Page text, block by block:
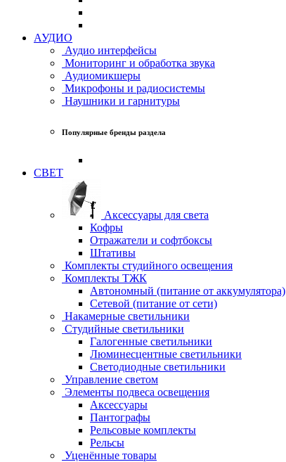
АУДИО
Аудио интерфейсы
Мониторинг и обработка звука
Аудиомикшеры
Микрофоны и радиосистемы
Наушники и гарнитуры
Популярные бренды раздела
СВЕТ
Аксессуары для света
Кофры
Отражатели и софтбоксы
Штативы
Комплекты студийного освещения
Комплекты ТЖК
Автономный (питание от аккумулятора)
Сетевой (питание от сети)
Накамерные светильники
Студийные светильники
Галогенные светильники
Люминесцентные светильники
Светодиодные светильники
Управление светом
Элементы подвеса освещения
Аксессуары
Пантографы
Рельсовые комплекты
Рельсы
Уценённые товары